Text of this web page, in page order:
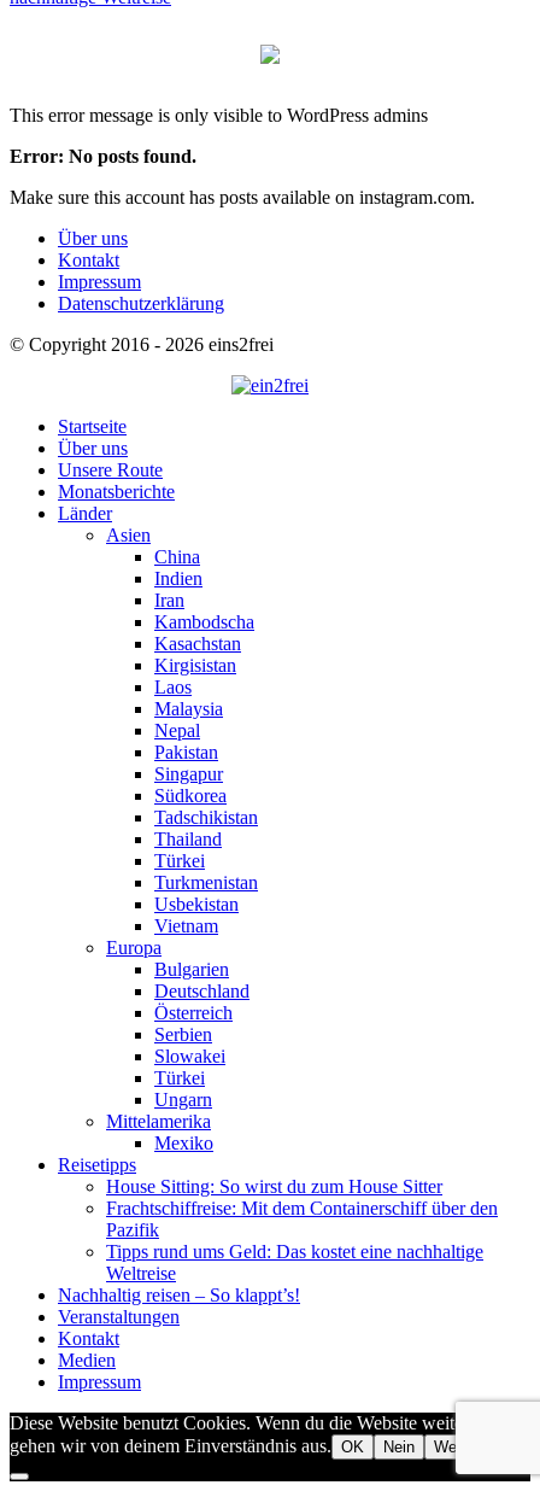
This error message is only visible to WordPress admins
Error: No posts found.
Make sure this account has posts available on instagram.com.
Über uns
Kontakt
Impressum
Datenschutzerklärung
© Copyright 2016 - 2026 eins2frei
Startseite
Über uns
Unsere Route
Monatsberichte
Länder
Asien
China
Indien
Iran
Kambodscha
Kasachstan
Kirgisistan
Laos
Malaysia
Nepal
Pakistan
Singapur
Südkorea
Tadschikistan
Thailand
Türkei
Turkmenistan
Usbekistan
Vietnam
Europa
Bulgarien
Deutschland
Österreich
Serbien
Slowakei
Türkei
Ungarn
Mittelamerika
Mexiko
Reisetipps
House Sitting: So wirst du zum House Sitter
Frachtschiffreise: Mit dem Containerschiff über den
Pazifik
Tipps rund ums Geld: Das kostet eine nachhaltige
Weltreise
Nachhaltig reisen – So klappt’s!
Veranstaltungen
Kontakt
Medien
Impressum
Diese Website benutzt Cookies. Wenn du die Website weiter nutzt,
gehen wir von deinem Einverständnis aus. OK Nein Weiterlesen